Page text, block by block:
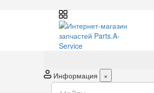
Информация
×